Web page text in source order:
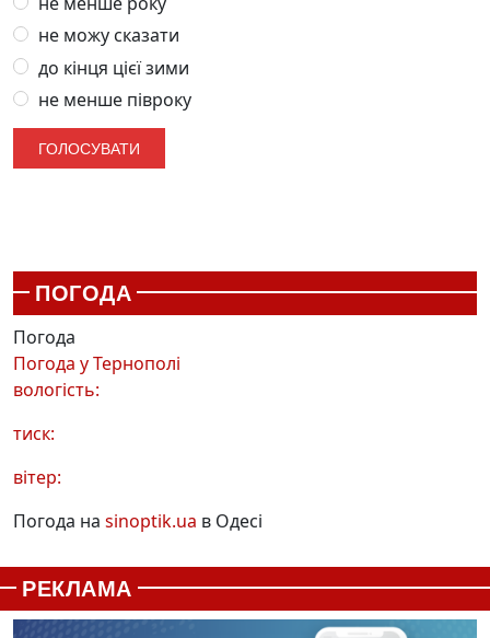
не можу сказати
до кінця цієї зими
не менше півроку
ПОГОДА
Погода
Погода уТернополі
вологість:
тиск:
вітер:
Погода на sinoptik.ua в Одесі
РЕКЛАМА